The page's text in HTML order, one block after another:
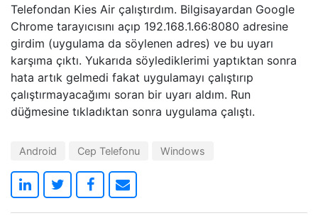
Telefondan Kies Air çalıştırdım. Bilgisayardan Google
Chrome tarayıcısını açıp 192.168.1.66:8080 adresine
girdim (uygulama da söylenen adres) ve bu uyarı
karşıma çıktı. Yukarıda söylediklerimi yaptıktan sonra
hata artık gelmedi fakat uygulamayı çalıştırıp
çalıştırmayacağımı soran bir uyarı aldım. Run
düğmesine tıkladıktan sonra uygulama çalıştı.
Android Cep Telefonu Windows